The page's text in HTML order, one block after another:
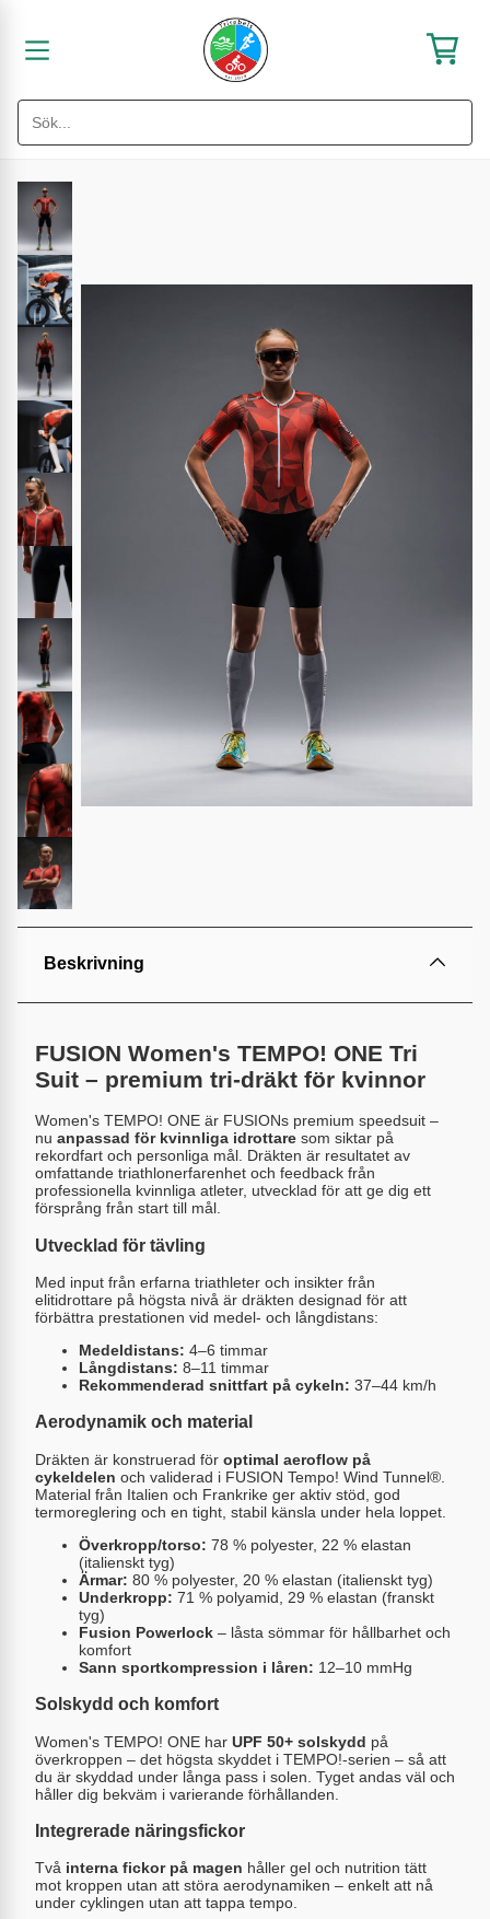
Beskrivning
FUSION Women's TEMPO! ONE Tri
Suit – premium tri-dräkt för kvinnor
Women's TEMPO! ONE är FUSIONs premium speedsuit –
nu anpassad för kvinnliga idrottare som siktar på
rekordfart och personliga mål. Dräkten är resultatet av
omfattande triathlonerfarenhet och feedback från
professionella kvinnliga atleter, utvecklad för att ge dig ett
försprång från start till mål.
Utvecklad för tävling
Med input från erfarna triathleter och insikter från
elitidrottare på högsta nivå är dräkten designad för att
förbättra prestationen vid medel- och långdistans:
Medeldistans: 4–6 timmar
Långdistans: 8–11 timmar
Rekommenderad snittfart på cykeln: 37–44 km/h
Aerodynamik och material
Dräkten är konstruerad för optimal aeroflow på
cykeldelen och validerad i FUSION Tempo! Wind Tunnel®.
Material från Italien och Frankrike ger aktiv stöd, god
termoreglering och en tight, stabil känsla under hela loppet.
Överkropp/torso: 78 % polyester, 22 % elastan
(italienskt tyg)
Ärmar: 80 % polyester, 20 % elastan (italienskt tyg)
Underkropp: 71 % polyamid, 29 % elastan (franskt
tyg)
Fusion Powerlock – låsta sömmar för hållbarhet och
komfort
Sann sportkompression i låren: 12–10 mmHg
Solskydd och komfort
Women's TEMPO! ONE har UPF 50+ solskydd på
överkroppen – det högsta skyddet i TEMPO!-serien – så att
du är skyddad under långa pass i solen. Tyget andas väl och
håller dig bekväm i varierande förhållanden.
Integrerade näringsfickor
Två interna fickor på magen håller gel och nutrition tätt
mot kroppen utan att störa aerodynamiken – enkelt att nå
under cyklingen utan att tappa tempo.